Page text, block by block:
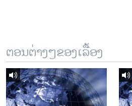
ຕອນຕ່າງໆຂອງເລື້ອງ